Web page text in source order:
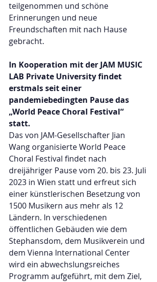
teilgenommen und schöne
Erinnerungen und neue
Freundschaften mit nach Hause
gebracht.
In Kooperation mit der JAM MUSIC
LAB Private University findet
erstmals seit einer
pandemiebedingten Pause das
„World Peace Choral Festival“
statt.
Das von JAM-Gesellschafter Jian
Wang organisierte World Peace
Choral Festival findet nach
dreijähriger Pause vom 20. bis 23. Juli
2023 in Wien statt und erfreut sich
einer künstlerischen Besetzung von
1500 Musikern aus mehr als 12
Ländern. In verschiedenen
öffentlichen Gebäuden wie dem
Stephansdom, dem Musikverein und
dem Vienna International Center
wird ein abwechslungsreiches
Programm aufgeführt, mit dem Ziel,